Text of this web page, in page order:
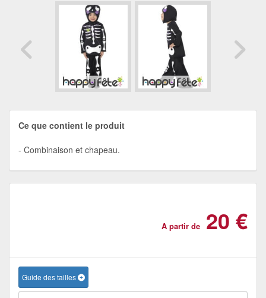
Ce que contient le produit
Combinaison et chapeau.
A partir de 20 €
Guide des tailles